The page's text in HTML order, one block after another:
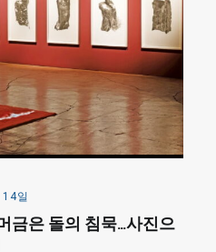
일
금은 돌의 침묵…사진으